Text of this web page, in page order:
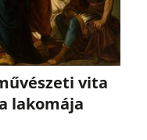
vita
lakomája